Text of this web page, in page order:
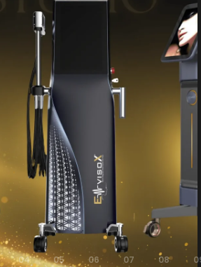
Dauerhaft Fett
– ganz
ohne OP!